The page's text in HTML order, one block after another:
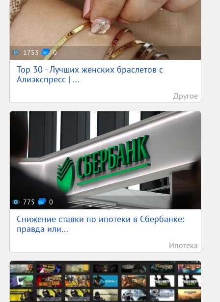
1753 0
Top 30 - Лучших женских браслетов с
Алиэкспресс | ...
Другое
775 0
Снижение ставки по ипотеки в Сбербанке:
правда или...
Ипотека